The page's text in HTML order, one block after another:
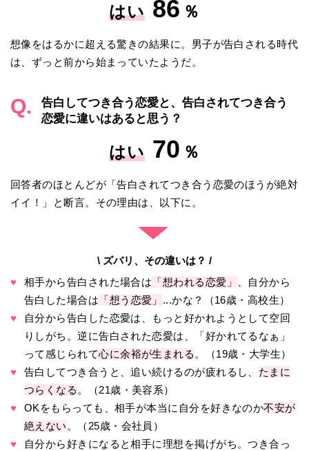
はい 86 ％
想像をはるかに超える驚きの結果に。男子が告白される時代
は、ずっと前から始まっていたようだ。
Q.
告白してつき合う恋愛と、告白されてつき合う
恋愛に違いはあると思う？
はい 70 ％
回答者のほとんどが「告白されてつき合う恋愛のほうが絶対
イイ！」と断言。その理由は、以下に。
▼
\ ズバリ、その違いは？ /
♥
相手から告白された場合は 「想われる恋愛」
、自分から
告白した場合は 「想う恋愛」 ...かな？（16歳・高校生）
♥
自分から告白した恋愛は、もっと好かれようとして空回
りしがち。逆に告白された恋愛は、「好かれてるなぁ」
って感じられて心に余裕が生まれる 。（19歳・大学生）
♥
告白してつき合うと、追い続けるのが疲れるし、 たまに
つらくなる 。（21歳・美容系）
♥
OKをもらっても、相手が本当に自分を好きなのか不安が
絶えない 。（25歳・会社員）
♥
自分から好きになると相手に理想を掲げがち。つき合っ